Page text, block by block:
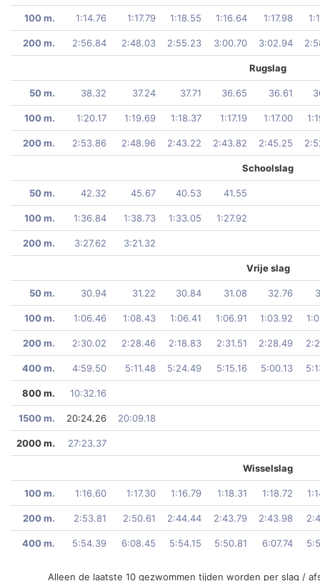
100 m. 1:14.76 1:17.79 1:18.55 1:16.64 1:17.98
200 m. 2:56.84 2:48.03 2:55.23 3:00.70 3:02.94
Rugslag
50 m. 38.32 37.24 37.71 36.65 36.61
100 m. 1:20.17 1:19.69 1:18.37 1:17.19 1:17.00
200 m. 2:53.86 2:48.96 2:43.22 2:43.82 2:45.25
Schoolslag
50 m. 42.32 45.67 40.53 41.55
100 m. 1:36.84 1:38.73 1:33.05 1:27.92
200 m. 3:27.62 3:21.32
Vrije slag
50 m. 30.94 31.22 30.84 31.08 32.76
100 m. 1:06.46 1:08.43 1:06.41 1:06.91 1:03.92
200 m. 2:30.02 2:28.46 2:18.83 2:31.51 2:28.49
400 m. 4:59.50 5:11.48 5:24.49 5:15.16 5:00.13
800 m. 10:32.16
1500 m. 20:24.26 20:09.18
2000 m. 27:23.37
Wisselslag
100 m. 1:16.60 1:17.30 1:16.79 1:18.31 1:18.72
200 m. 2:53.81 2:50.61 2:44.44 2:43.79 2:43.98
400 m. 5:54.39 6:08.45 5:54.15 5:50.81 6:07.74
Alleen de laatste 10 gezwommen tijden worden per slag /